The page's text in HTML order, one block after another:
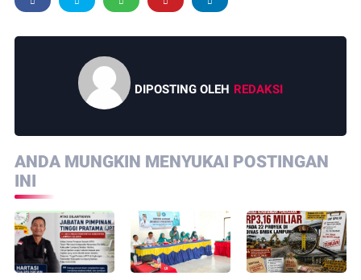
DIPOSTING OLEH REDAKSI
ANDA MUNGKIN MENYUKAI POSTINGAN
INI